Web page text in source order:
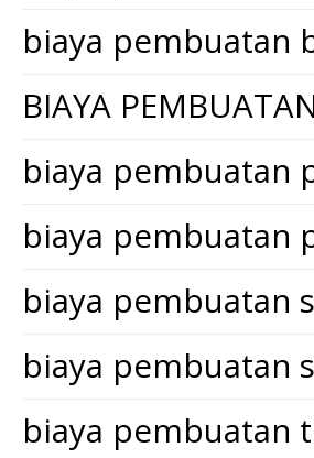
biaya pembuatan
BIAYA
biaya pembuatan
biaya pembuatan
biaya pembuatan
biaya pembuatan
biaya pembuatan